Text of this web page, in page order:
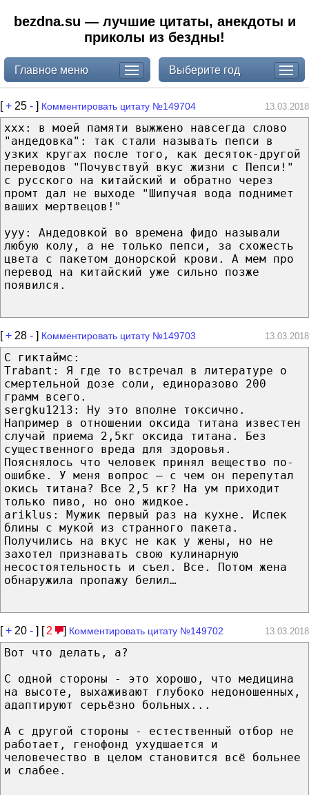
bezdna.su — лучшие цитаты, анекдоты и
приколы из бездны!
Главное меню Выберите год
[+ 25 - ] Комментировать цитату №149704 13.03.2018
xxx: в моей памяти выжжено навсегда слово
"андедовка": так стали называть пепси в
узких кругах после того, как десяток-другой
переводов "Почувствуй вкус жизни с Пепси!"
с русского на китайский и обратно через
промт дал не выходе "Шипучая вода поднимет
ваших мертвецов!"
yyy: Андедовкой во времена фидо называли
любую колу, а не только пепси, за схожесть
цвета с пакетом донорской крови. А мем про
перевод на китайский уже сильно позже
появился.
[+ 28 - ] Комментировать цитату №149703 13.03.2018
С гиктаймс:
Trabant: Я где то встречал в литературе о
смертельной дозе соли, единоразово 200
грамм всего.
sergku1213: Ну это вполне токсично.
Например в отношении оксида титана известен
случай приема 2,5кг оксида титана. Без
существенного вреда для здоровья.
Пояснялось что человек принял вещество по-
ошибке. У меня вопрос — с чем он перепутал
окись титана? Все 2,5 кг? На ум приходит
только пиво, но оно жидкое.
ariklus: Мужик первый раз на кухне. Испек
блины с мукой из странного пакета.
Получились на вкус не как у жены, но не
захотел признавать свою кулинарную
несостоятельность и съел. Все. Потом жена
обнаружила пропажу белил…
[+ 20 - ] [ 2 ] Комментировать цитату №149702 13.03.2018
Вот что делать, а?
С одной стороны - это хорошо, что медицина
на высоте, выхаживают глубоко недоношенных,
адаптируют серьёзно больных...
А с другой стороны - естественный отбор не
работает, генофонд ухудшается и
человечество в целом становится всё больнее
и слабее.